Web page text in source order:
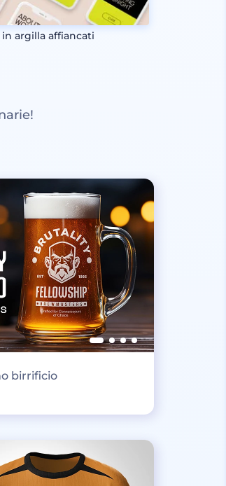
in argilla affiancati
birrificio